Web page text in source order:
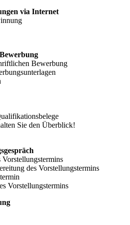
via Internet
Bewerbung
Sie den Überblick!
Vorstellungstermins
des Vorstellungstermins
Vorstellungstermins